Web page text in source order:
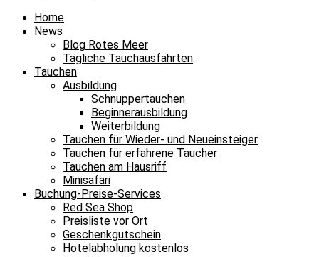
Home
News
Blog Rotes Meer
Tägliche Tauchausfahrten
Tauchen
Ausbildung
Schnuppertauchen
Beginnerausbildung
Weiterbildung
Tauchen für Wieder- und Neueinsteiger
Tauchen für erfahrene Taucher
Tauchen am Hausriff
Minisafari
Buchung-Preise-Services
Red Sea Shop
Preisliste vor Ort
Geschenkgutschein
Hotelabholung kostenlos